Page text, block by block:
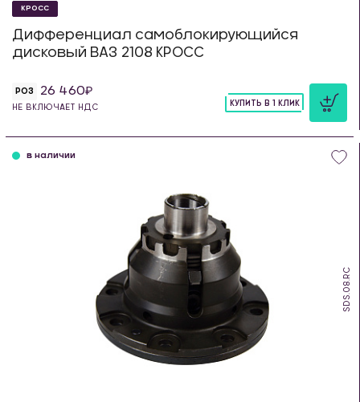
КРОСС
Дифференциал самоблокирующийся
дисковый ВАЗ 2108 КРОСС
РОЗ 26 460
НЕ ВКЛЮЧАЕТ НДС
КУПИТЬ В 1 КЛИК
SDS.08.RC
в наличии